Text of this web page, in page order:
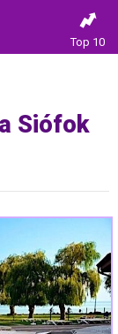
Top 10
Siófok